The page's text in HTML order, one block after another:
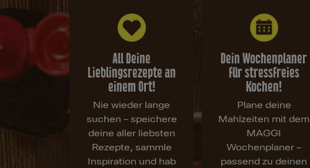
All Deine
Lieblingsrezepte an
einem Ort!
Nie wieder lange
suchen – speichere
deine aller liebsten
Rezepte, sammle
Inspiration und hab
Dein Wochenplaner
für stressfreies
Kochen!
Plane deine
Mahlzeiten mit dem
MAGGI
Wochenplaner –
passend zu deinen